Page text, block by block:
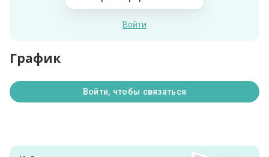
Войти
График
Войти, чтобы связаться